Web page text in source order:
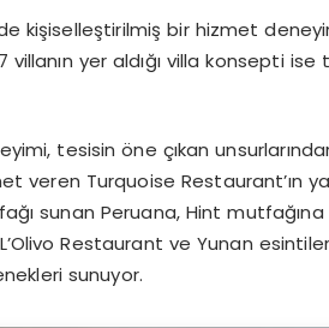
kişiselleştirilmiş bir hizmet
yer aldığı villa konsepti ise
tesisin öne çıkan
veren Turquoise Restaurant’ın
sunan Peruana, Hint
Restaurant ve Yunan
sunuyor.